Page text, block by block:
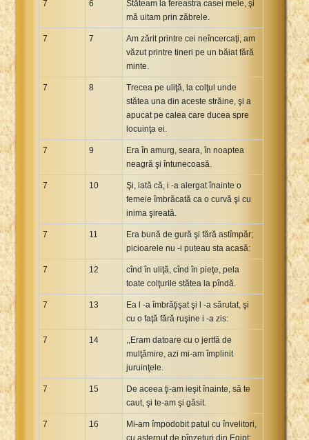
7 6
Stăteam la fereastra casei mele, şi
mă uitam prin zăbrele.
7 7
Am zărit printre cei neîncercaţi, am
văzut printre tineri pe un băiat fără
minte.
7 8
Trecea pe uliţă, la colţul unde
stătea una din aceste străine, şi a
apucat pe calea care ducea spre
locuinţa ei.
7 9
Era în amurg, seara, în noaptea
neagră şi întunecoasă.
7 10
Şi, iată că, i -a alergat înainte o
femeie îmbrăcată ca o curvă şi cu
inima şireată.
7 11
Era bună de gură şi fără astîmpăr;
picioarele nu -i puteau sta acasă:
7 12
cînd în uliţă, cînd în pieţe, pela
toate colţurile stătea la pîndă.
7 13
Ea l -a îmbrăţişat şi l -a sărutat, şi
cu o faţă fără ruşine i -a zis:
7 14
,,Eram datoare cu o jertfă de
mulţămire, azi mi-am împlinit
juruinţele.
7 15
De aceea ţi-am ieşit înainte, să te
caut, şi te-am şi găsit.
7 16
Mi-am împodobit patul cu învelitori,
cu aşternut de pînzeturi din Egipt;